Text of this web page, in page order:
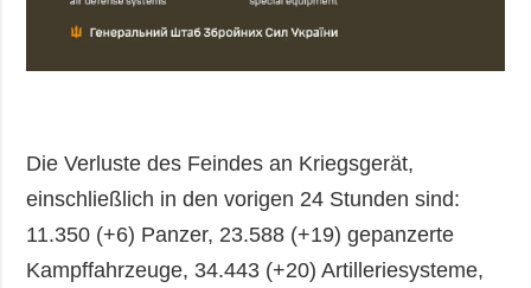
Die Verluste des Feindes an Kriegsgerät,
einschließlich in den vorigen 24 Stunden sind:
11.350 (+6) Panzer, 23.588 (+19) gepanzerte
Kampffahrzeuge, 34.443 (+20) Artilleriesysteme,